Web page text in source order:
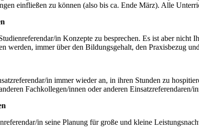
einfließen zu können (also bis ca. Ende März). Alle
in Konzepte zu besprechen. Es ist aber
werden, immer über den Bildungsgehalt, den Praxisbezug
in immer wie­der an, in ihren Stunden zu
Fachkolle­gen/innen oder anderen Einsatzreferendaren/
in seine Planung für große und kleine